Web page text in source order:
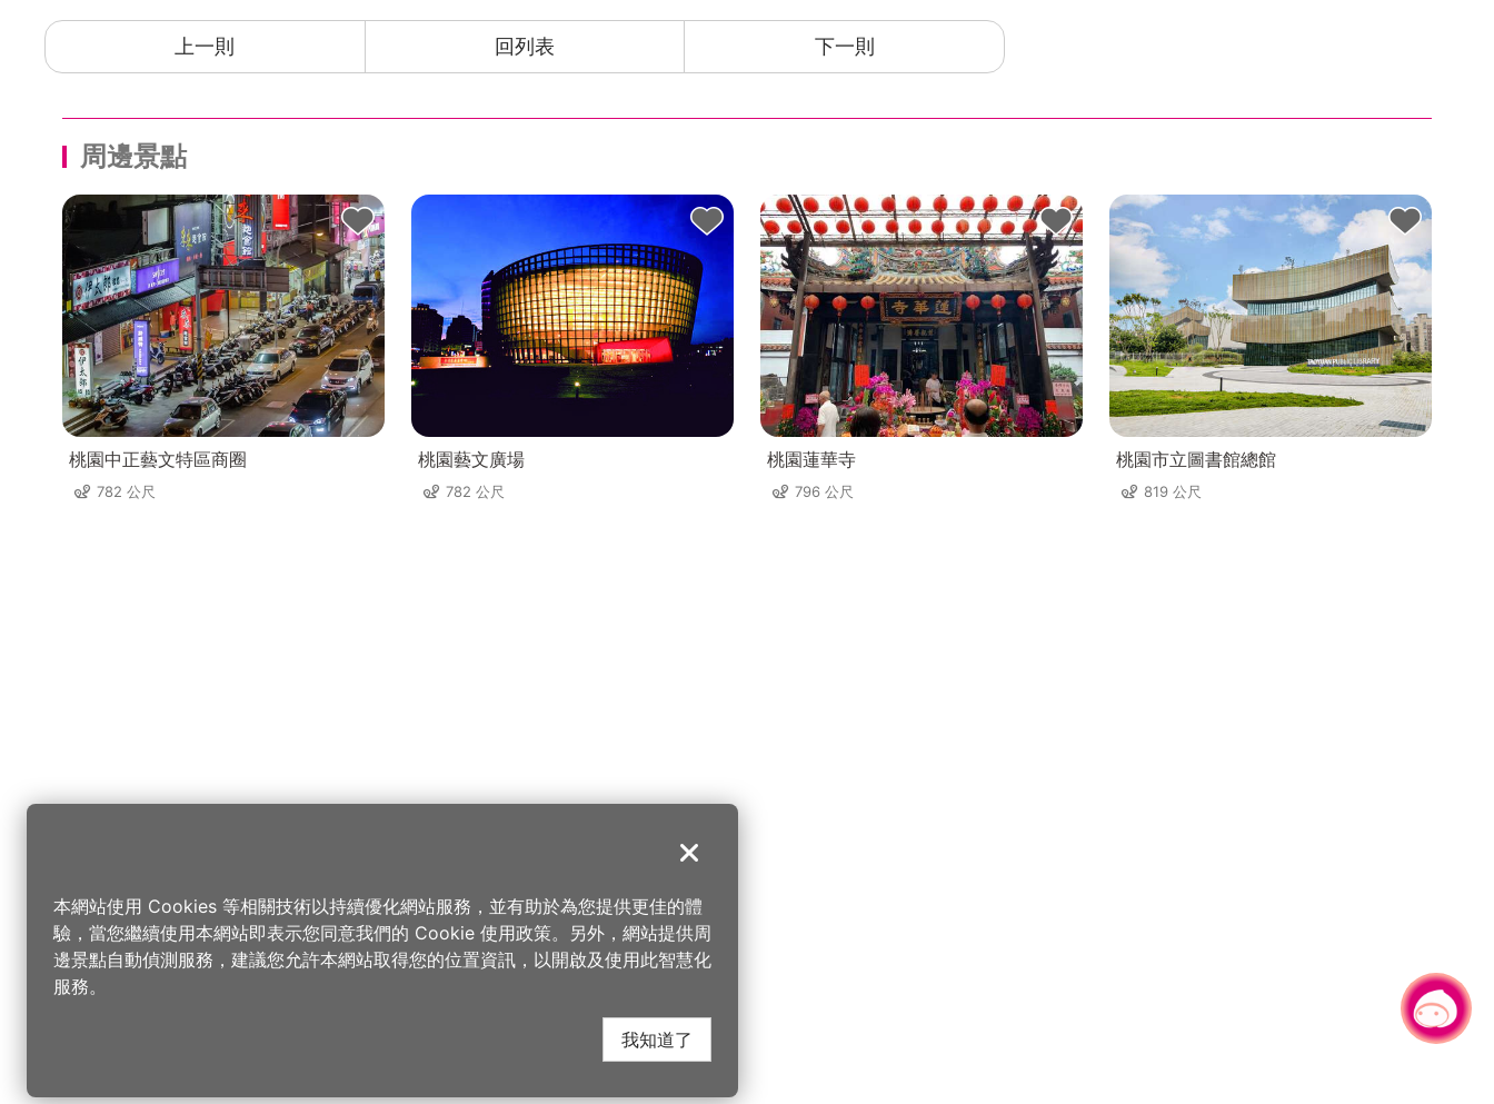
上一則 回列表 下一則
周邊景點
桃園中正藝文特區商圈
782 公尺
桃園藝文廣場
782 公尺
桃園蓮華寺
796 公尺
桃園市立圖書館總館
819 公尺
關閉
本網站使用 Cookies 等相關技術以持續優化網站服務，並有助於為您提供更佳的體
驗，當您繼續使用本網站即表示您同意我們的 Cookie 使用政策。另外，網站提供周
邊景點自動偵測服務，建議您允許本網站取得您的位置資訊，以開啟及使用此智慧化
服務。
我知道了